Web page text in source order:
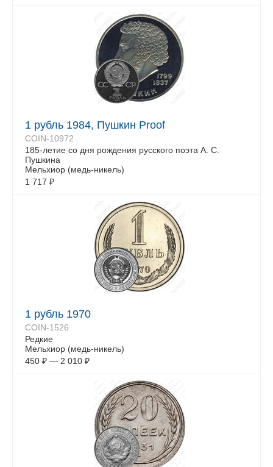
1 рубль 1984, Пушкин Proof
COIN-10972
185-летие со дня рождения русского поэта А. С.
Пушкина
Мельхиор (медь-никель)
1 717 ₽
1 рубль 1970
COIN-1526
Редкие
Мельхиор (медь-никель)
450 ₽ — 2 010 ₽